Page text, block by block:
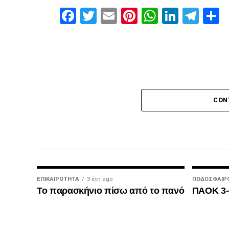
συνολικά από το τσεπάκι του επτά
Facebook
Twitter
EmailPinterest
WhatsApp
LinkedIn
ΕΠΙΚΑΙΡΌΤΗΤΑ 3 έτη ago
Το παρασκήνιο πίσω από το πανό ΠΑΟΚ 3-